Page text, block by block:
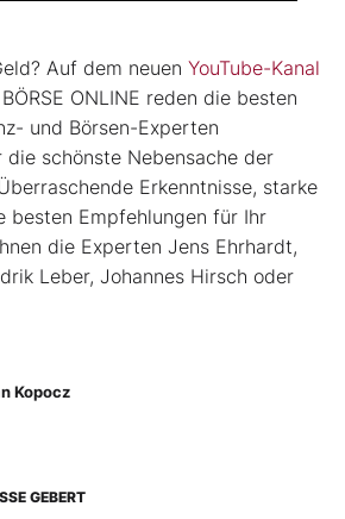
Auf dem neuen YouTube-Kanal
ONLINE reden die besten
und Börsen-Experten
die schönste Nebensache der
Erkenntnisse, starke
besten Empfehlungen für Ihr
die Experten Jens Ehrhardt,
Leber, Johannes Hirsch oder
Kopocz
GEBERT